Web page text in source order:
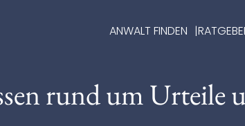
ANWALT FINDEN
rund um Urteile